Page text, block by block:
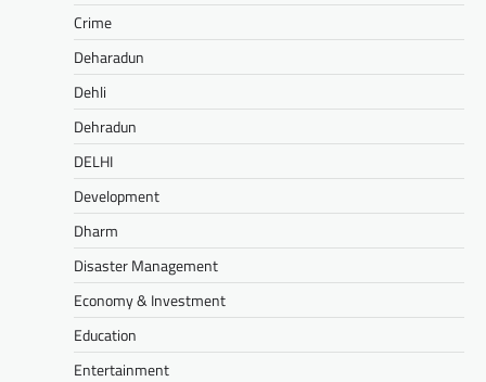
Crime
Deharadun
Dehli
Dehradun
DELHI
Development
Dharm
Disaster Management
Economy & Investment
Education
Entertainment